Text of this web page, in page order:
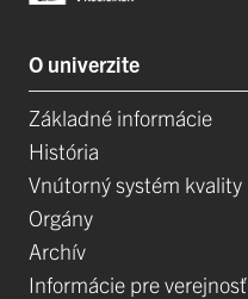
O univerzite
Základné informácie
História
Vnútorný systém kvality
Orgány
Archív
Informácie pre verejnosť